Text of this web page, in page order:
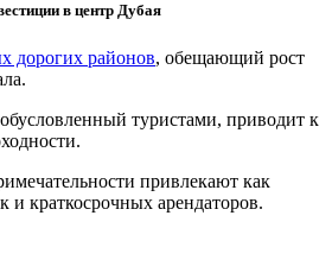
в центр Дубая
дорогих районов, обещающий рост
туристами, приводит к
привлекают как
и краткосрочных арендаторов.